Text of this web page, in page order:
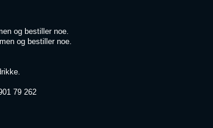
og bestiller noe.
og bestiller noe.
79 262